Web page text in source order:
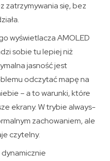
zatrzymywania się, bez
wyświetlacza AMOLED
sobie tu lepiej niż
jasność jest
odczytać mapę na
– a to warunki, które
ekrany. W trybie always-
zachowaniem, ale
czytelny.